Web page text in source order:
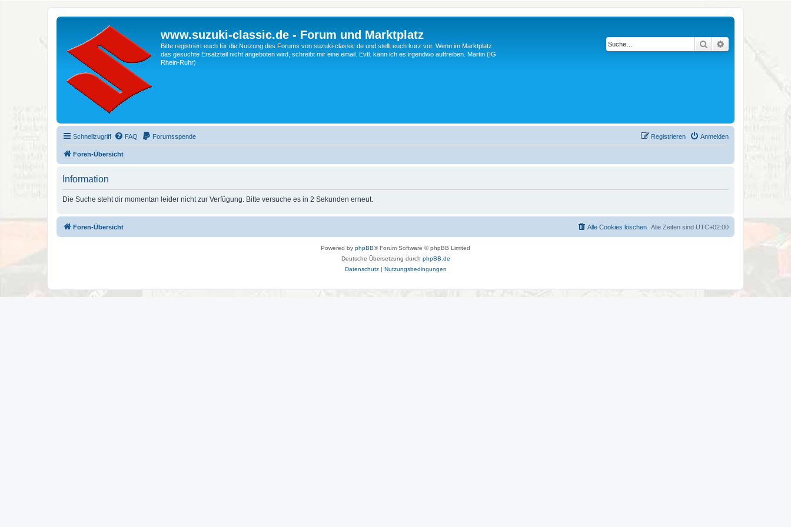
www.suzuki-classic.de - Forum und Marktplatz
Bitte registriert euch für die Nutzung des Forums von suzuki-classic.de und stellt euch kurz vor. Wenn im Marktplatz
das gesuchte Ersatzteil nicht angeboten wird, schreibt mir eine email. Evtl. kann ich es irgendwo auftreiben. Martin (IG
Rhein-Ruhr)
Suche Erweiterte Suche
Schnellzugriff FAQ Forumsspende Anmelden
Registrieren
Foren-Übersicht
Information
Die Suche steht dir momentan leider nicht zur Verfügung. Bitte versuche es in 2 Sekunden erneut.
Foren-Übersicht Alle Zeiten sind UTC+02:00
Alle Cookies löschen
Powered by phpBB® Forum Software © phpBB Limited
Deutsche Übersetzung durch phpBB.de
Datenschutz| Nutzungsbedingungen